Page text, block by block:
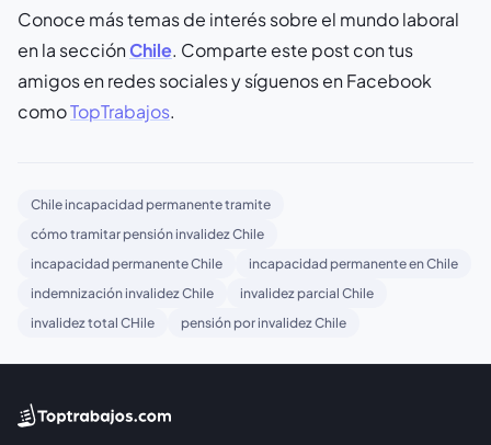
Conoce más temas de interés sobre el mundo laboral
en la secciónChile. Comparte este post con tus
amigos en redes sociales y síguenos en Facebook
comoTopTrabajos.
Chile incapacidad permanente tramite
cómo tramitar pensión invalidez Chile
incapacidad permanente Chile
incapacidad permanente en Chile
indemnización invalidez Chile
invalidez parcial Chile
invalidez total CHile
pensión por invalidez Chile